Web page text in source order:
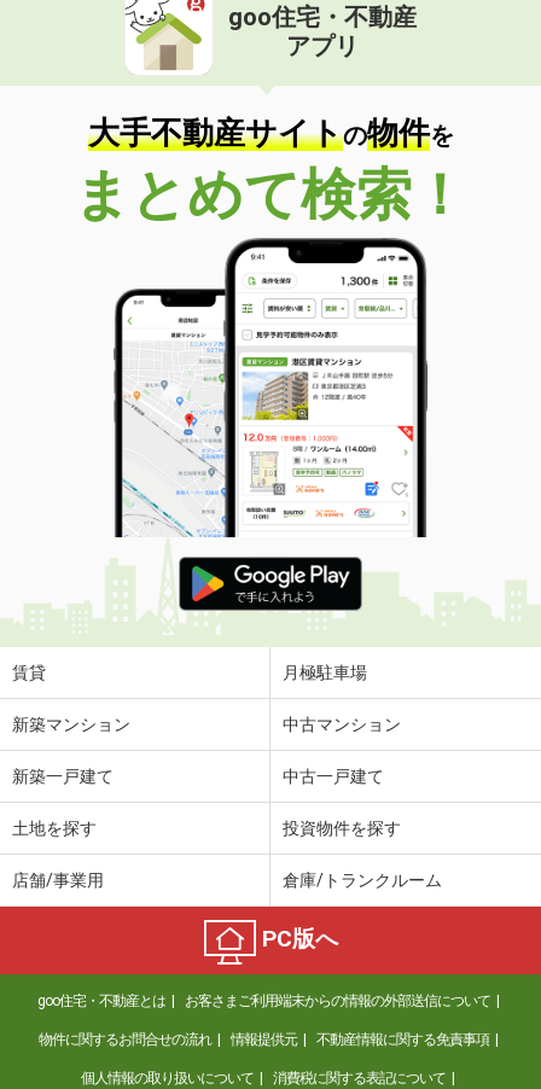
価 格
14.60万円
住 所
長野県松本市蟻ケ崎２丁目
専有面積 67.28m²
間取り
2LDK
長野県長野市大字南長池
価 格
5.50万円
長野県長野市大字南長池
25m²
間取り
1K
長野県松本市村井町南４丁目
価 格
7.95万円
住 所
長野県松本市村井町南４丁目
専有面積 47.98m²
間取り
1LDK
長野県塩尻市大字広丘吉田
価 格
10.60万円
住 所
長野県塩尻市大字広丘吉田
専有面積
長野県上田市生田
5.50万円
長野県長野市川中島町原
6.30万円
住 所
長野県長野市川中島町原
専有面積 45.42m²
間取り
1LDK
長野県長野市大字稲葉日詰
goo住宅・不動産
アプリ
大手不動産サイトの物件を
まとめて検索！
賃貸 月極駐車場
新築マンション 中古マンション
新築一戸建て 中古一戸建て
土地を探す 投資物件を探す
店舗/事業用 倉庫/トランクルーム
PC版へ
goo住宅・不動産とは お客さまご利用端末からの情報の外部送信について
物件に関するお問合せの流れ 情報提供元 不動産情報に関する免責事項
個人情報の取り扱いについて 消費税に関する表記について